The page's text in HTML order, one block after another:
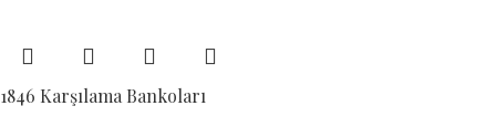
1846 Karşılama Bankoları